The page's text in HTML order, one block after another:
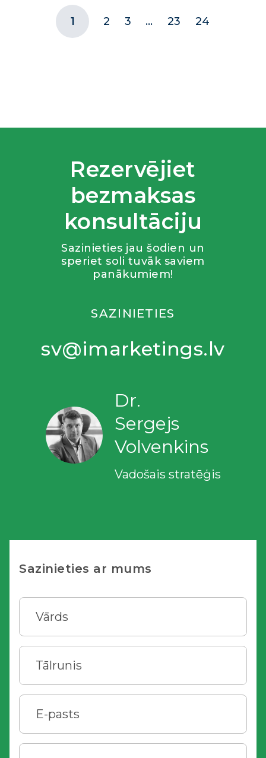
1 2 3 … 23 24
Rezervējiet
bezmaksas
konsultāciju
Sazinieties jau šodien un
speriet soli tuvāk saviem
panākumiem!
SAZINIETIES
sv@imarketings.lv
Dr.
Sergejs
Volvenkins
Vadošais stratēģis
Sazinieties ar mums